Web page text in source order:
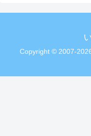
Copyright © 2007-